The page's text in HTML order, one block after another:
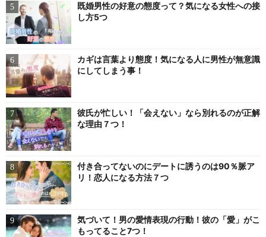
既婚男性の好意の態度って？気になる女性への接
し方5つ
カギは言葉より態度！気になる人に男性が無意識
にしてしまう事！
彼氏が忙しい！「会えない」なら別れるのが正解
な理由７つ！
付き合ってないのにデートに誘うのは90％脈ア
リ！恋人になる方法７つ
気づいて！男の愛情表現の行動！彼の「愛」がこ
もってること7つ！